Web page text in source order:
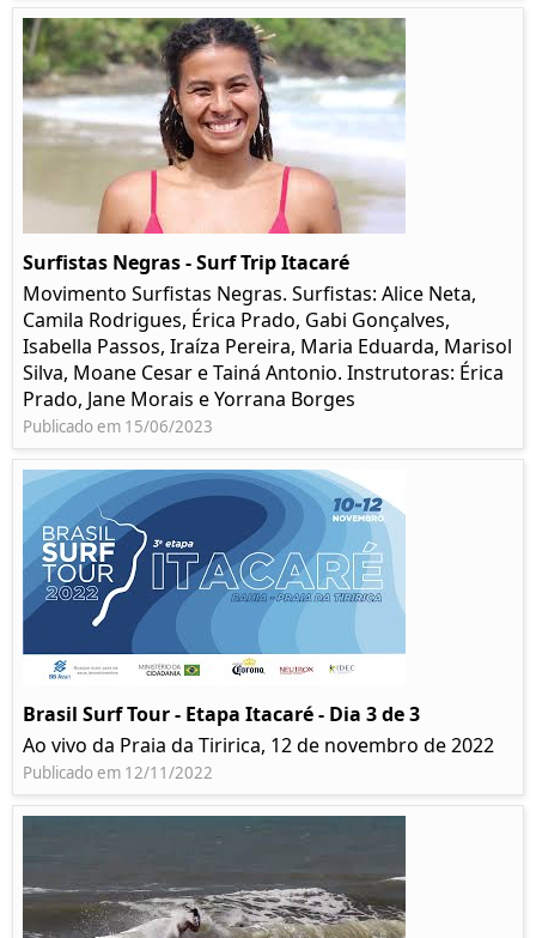
Surfistas Negras - Surf Trip Itacaré
Movimento Surfistas Negras. Surfistas: Alice Neta,
Camila Rodrigues, Érica Prado, Gabi Gonçalves,
Isabella Passos, Iraíza Pereira, Maria Eduarda, Marisol
Silva, Moane Cesar e Tainá Antonio. Instrutoras: Érica
Prado, Jane Morais e Yorrana Borges
Publicado em 15/06/2023
Brasil Surf Tour - Etapa Itacaré - Dia 3 de 3
Ao vivo da Praia da Tiririca, 12 de novembro de 2022
Publicado em 12/11/2022